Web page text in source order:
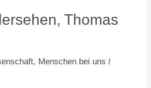
Thomas
, Menschen bei uns /